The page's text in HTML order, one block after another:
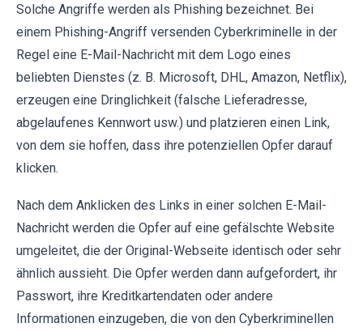
Solche Angriffe werden als Phishing bezeichnet. Bei
einem Phishing-Angriff versenden Cyberkriminelle in der
Regel eine E-Mail-Nachricht mit dem Logo eines
beliebten Dienstes (z. B. Microsoft, DHL, Amazon, Netflix),
erzeugen eine Dringlichkeit (falsche Lieferadresse,
abgelaufenes Kennwort usw.) und platzieren einen Link,
von dem sie hoffen, dass ihre potenziellen Opfer darauf
klicken.
Nach dem Anklicken des Links in einer solchen E-Mail-
Nachricht werden die Opfer auf eine gefälschte Website
umgeleitet, die der Original-Webseite identisch oder sehr
ähnlich aussieht. Die Opfer werden dann aufgefordert, ihr
Passwort, ihre Kreditkartendaten oder andere
Informationen einzugeben, die von den Cyberkriminellen